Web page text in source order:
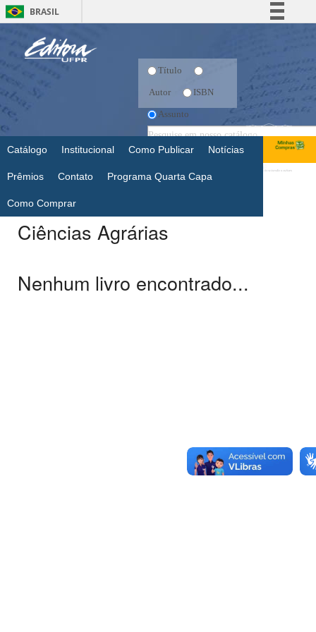
BRASIL
Acesso à informação
Legislação
Canais
Título
Autor ISBN
Assunto
Catálogo Institucional Como Publicar Notícias
Prêmios Contato Programa Quarta Capa
Como Comprar
Ciências Agrárias
Nenhum livro encontrado...